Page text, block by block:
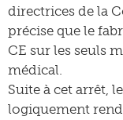
directrices de la
précise que le
CE sur les seuls
médical.
Suite à cet arrêt,
logiquement